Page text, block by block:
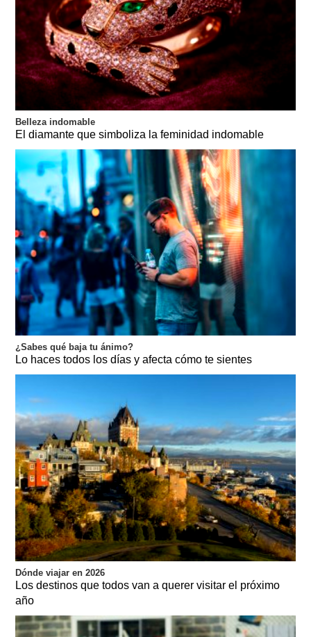
Belleza indomable
El diamante que simboliza la feminidad indomable
¿Sabes qué baja tu ánimo?
Lo haces todos los días y afecta cómo te sientes
Dónde viajar en 2026
Los destinos que todos van a querer visitar el próximo
año